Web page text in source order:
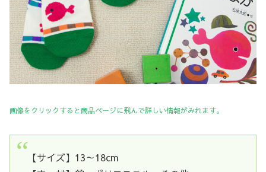
画像をクリックすると商品ページに飛んで詳しい情報がみれます。
【サイズ】13～18cm